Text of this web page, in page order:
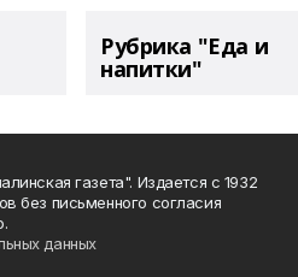
Рубрика "Еда и
напитки"
газета". Издается с 1932
без письменного согласия
данных